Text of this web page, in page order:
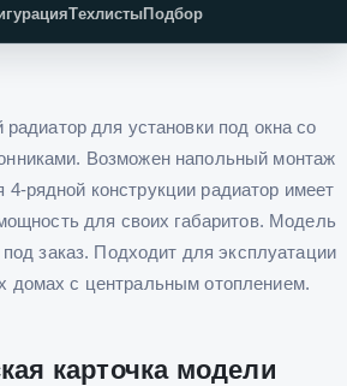
ТехлистыПодбор
для установки под окна со
Возможен напольный монтаж
4-рядной конструкции радиатор имеет
для своих габаритов. Модель
заказ. Подходит для эксплуатации
домах с центральным отоплением.
карточка модели